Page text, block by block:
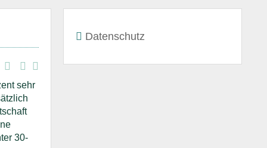
Datenschutz
sehr
30-